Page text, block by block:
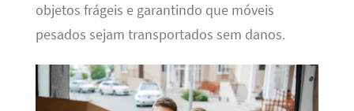
objetos frágeis e garantindo que móveis
pesados sejam transportados sem danos.